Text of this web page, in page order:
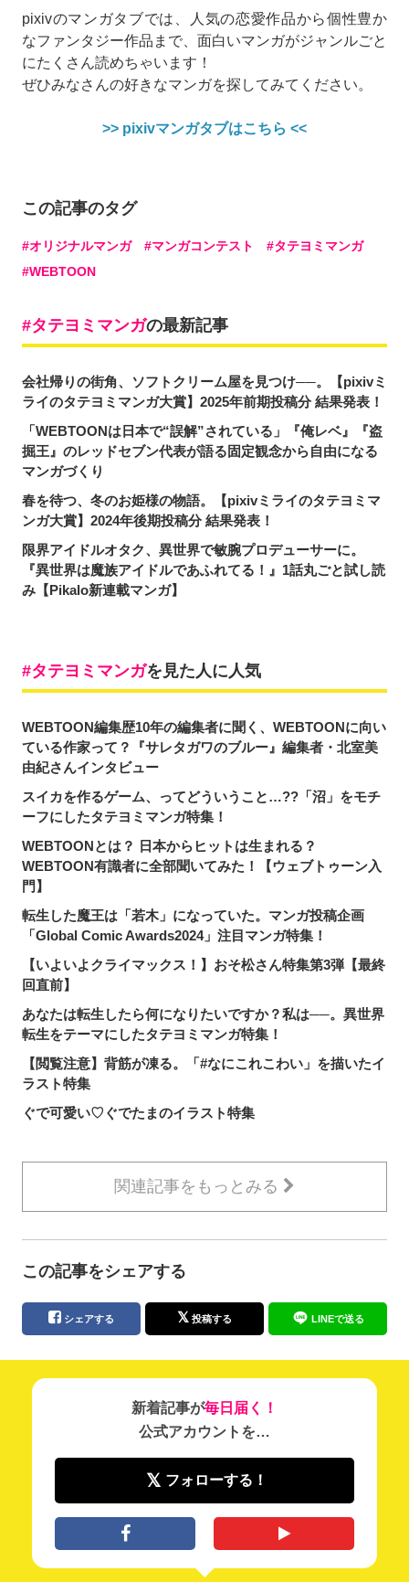
pixivのマンガタブでは、人気の恋愛作品から個性豊か
なファンタジー作品まで、面白いマンガがジャンルごと
にたくさん読めちゃいます！
ぜひみなさんの好きなマンガを探してみてください。
>> pixivマンガタブはこちら <<
この記事のタグ
オリジナルマンガ マンガコンテスト
タテヨミマンガ
WEBTOON
タテヨミマンガの最新記事
会社帰りの街角、ソフトクリーム屋を見つけ──。【pixivミ
ライのタテヨミマンガ大賞】2025年前期投稿分 結果発表！
「WEBTOONは日本で“誤解”されている」『俺レベ』『盗
掘王』のレッドセブン代表が語る固定観念から自由になる
マンガづくり
春を待つ、冬のお姫様の物語。【pixivミライのタテヨミマ
ンガ大賞】2024年後期投稿分 結果発表！
限界アイドルオタク、異世界で敏腕プロデューサーに。
『異世界は魔族アイドルであふれてる！』1話丸ごと試し読
み【Pikalo新連載マンガ】
タテヨミマンガを見た人に人気
WEBTOON編集歴10年の編集者に聞く、WEBTOONに向い
ている作家って？『サレタガワのブルー』編集者・北室美
由紀さんインタビュー
スイカを作るゲーム、ってどういうこと…??「沼」をモチ
ーフにしたタテヨミマンガ特集！
WEBTOONとは？ 日本からヒットは生まれる？
WEBTOON有識者に全部聞いてみた！【ウェブトゥーン入
門】
転生した魔王は「若木」になっていた。マンガ投稿企画
「Global Comic Awards2024」注目マンガ特集！
【いよいよクライマックス！】おそ松さん特集第3弾【最終
回直前】
あなたは転生したら何になりたいですか？私は──。異世界
転生をテーマにしたタテヨミマンガ特集！
【閲覧注意】背筋が凍る。「#なにこれこわい」を描いたイ
ラスト特集
ぐで可愛い♡ぐでたまのイラスト特集
関連記事をもっとみる
この記事をシェアする
シェアする 投稿する LINEで送る
新着記事が毎日届く！
公式アカウントを…
フォローする！